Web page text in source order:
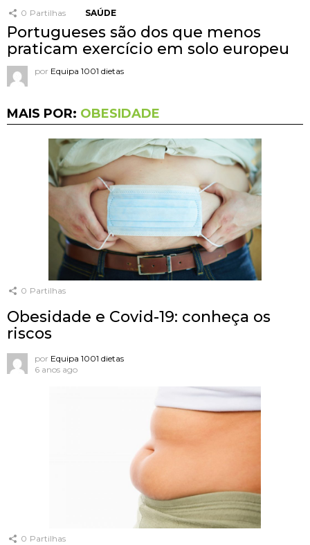
0 Partilhas SAÚDE
Portugueses são dos que menos
praticam exercício em solo europeu
por Equipa 1001 dietas
MAIS POR: OBESIDADE
0 Partilhas
Obesidade e Covid-19: conheça os
riscos
por Equipa 1001 dietas
6 anos ago
0 Partilhas